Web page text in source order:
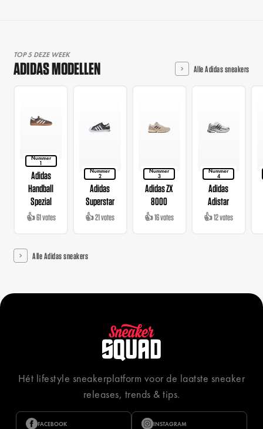
TOP 5 DEZE WEEK
ADIDAS MODELLEN Alle Adidas sneakers
Nummer
1
Adidas
Handball
Spezial
👍 61 votes
Nummer
2
Adidas
Superstar
👍 21 votes
Nummer
3
Adidas ZX
8000
👍 16 votes
Nummer
4
Adidas
Adistar
👍 12 votes
Alle Adidas sneakers
Hét lifestyle sneakerplatform voor de laatste sneaker
releases, trends & tips.
FACEBOOK INSTAGRAM